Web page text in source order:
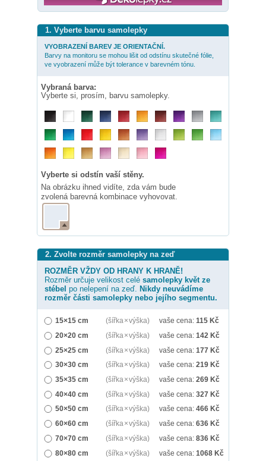
1. Vyberte barvu samolepky
VYOBRAZENÍ BAREV JE ORIENTAČNÍ.
Barvy na monitoru se mohou lišit od odstínu skutečné fólie,
ve vyobrazení může být tolerance v barevném tónu.
Vybraná barva:
Vyberte si, prosím, barvu samolepky.
Vyberte si odstín vaší stěny.
Na obrázku ihned vidíte, zda vám bude
zvolená barevná kombinace vyhovovat.
2. Zvolte rozměr samolepky na zeď
ROZMĚR VŽDY OD HRANY K HRANĚ!
Rozměr určuje velikost celé samolepky květ ze
stébel po nelepení na zeď. Nikdy neuvádíme
rozměr části samolepky nebo jejího segmentu.
15×15 cm (šířka × výška) vaše cena: 115 Kč
20×20 cm
(šířka × výška) vaše cena: 142 Kč
25×25 cm
(šířka × výška) vaše cena: 177 Kč
30×30 cm
(šířka × výška) vaše cena: 219 Kč
35×35 cm
(šířka × výška) vaše cena: 269 Kč
40×40 cm
(šířka × výška) vaše cena: 327 Kč
50×50 cm
(šířka × výška) vaše cena: 466 Kč
60×60 cm
(šířka × výška) vaše cena: 636 Kč
70×70 cm
(šířka × výška) vaše cena: 836 Kč
80×80 cm
(šířka × výška) vaše cena: 1068 Kč